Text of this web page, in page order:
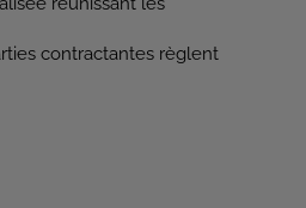
contractantes règlent